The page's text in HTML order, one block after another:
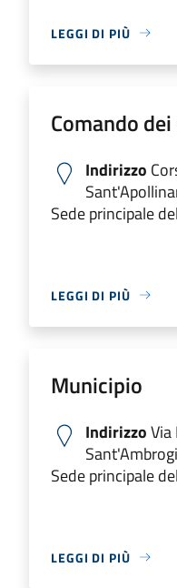
LEGGI DI PIÙ
Comando
Indirizzo
Sede principale
LEGGI DI PIÙ
Municipio
Indirizzo
Sede principale
LEGGI DI PIÙ